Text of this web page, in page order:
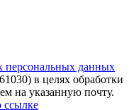
персональных данных
в целях обработки
на указанную почту.
ссылке